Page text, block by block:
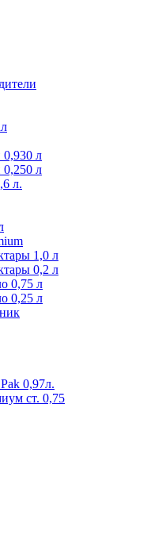
л
л
л.
1,0 л
0,2 л
0,75 л
0,25 л
0,97л.
ст. 0,75